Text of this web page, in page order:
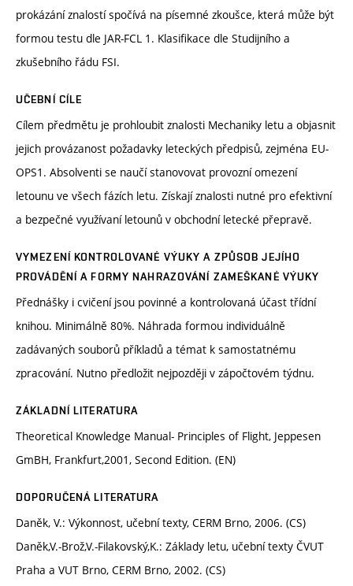
prokázání znalostí spočívá na písemné zkoušce, která může být
formou testu dle JAR-FCL 1. Klasifikace dle Studijního a
zkušebního řádu FSI.
UČEBNÍ CÍLE
Cílem předmětu je prohloubit znalosti Mechaniky letu a objasnit
jejich provázanost požadavky leteckých předpisů, zejména EU-
OPS1. Absolventi se naučí stanovovat provozní omezení
letounu ve všech fázích letu. Získají znalosti nutné pro efektivní
a bezpečné využívaní letounů v obchodní letecké přepravě.
VYMEZENÍ KONTROLOVANÉ VÝUKY A ZPŮSOB JEJÍHO
PROVÁDĚNÍ A FORMY NAHRAZOVÁNÍ ZAMEŠKANÉ VÝUKY
Přednášky i cvičení jsou povinné a kontrolovaná účast třídní
knihou. Minimálně 80%. Náhrada formou individuálně
zadávaných souborů příkladů a témat k samostatnému
zpracování. Nutno předložit nejpozději v zápočtovém týdnu.
ZÁKLADNÍ LITERATURA
Theoretical Knowledge Manual- Principles of Flight, Jeppesen
GmBH, Frankfurt,2001, Second Edition. (EN)
DOPORUČENÁ LITERATURA
Daněk, V.: Výkonnost, učební texty, CERM Brno, 2006. (CS)
Daněk,V.-Brož,V.-Filakovský,K.: Základy letu, učební texty ČVUT
Praha a VUT Brno, CERM Brno, 2002. (CS)